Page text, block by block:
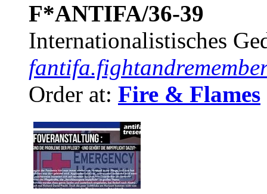
F*ANTIFA/36-39
Internationalistisches
Order at: Fire & Flames